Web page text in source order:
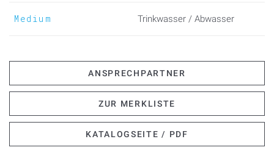
Medium Trinkwasser / Abwasser
ANSPRECHPARTNER
ZUR MERKLISTE
KATALOGSEITE / PDF